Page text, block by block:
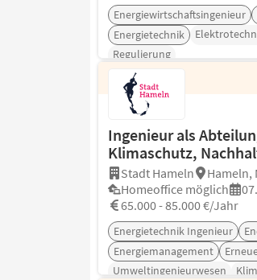
Energiewirtschaftsingenieur
Energietechnik
Regulierung
Ingenieur als
Klimaschutz,
Stadt Hameln
Hameln,
Homeoffice möglich
65.000 - 85.000 €/Jahr
Energietechnik Ingenieur
Energiemanagement
Umweltingenieurwesen